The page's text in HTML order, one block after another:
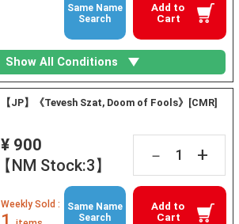
Add to
Cart
Same Name
Search
Show All Conditions
【JP】《Tevesh Szat, Doom of Fools》[CMR]
¥ 900
【NM Stock:3】
－ +
Add to
Cart
Weekly Sold :
Same Name
Search